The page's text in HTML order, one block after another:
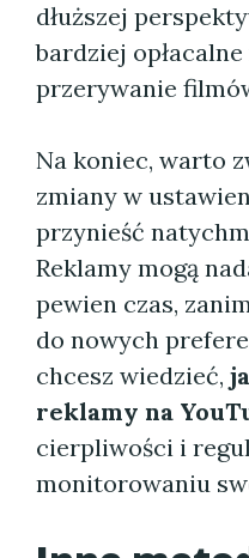
dłuższej
bardziej opłacalne
przerywanie
Na koniec, warto
zmiany w
przynieść
Reklamy mogą
pewien czas,
do nowych
chcesz wiedzieć,
reklamy na
cierpliwości i
monitorowaniu